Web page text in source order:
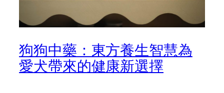
狗狗中藥：東方養生智慧為
愛犬帶來的健康新選擇